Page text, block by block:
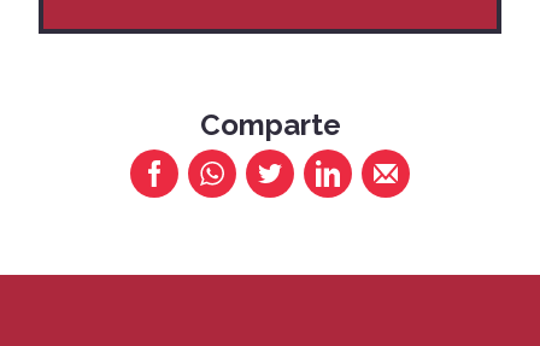
Comparte